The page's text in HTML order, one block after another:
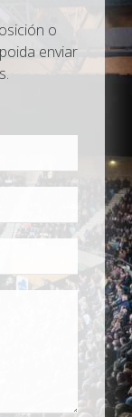
o
enviar